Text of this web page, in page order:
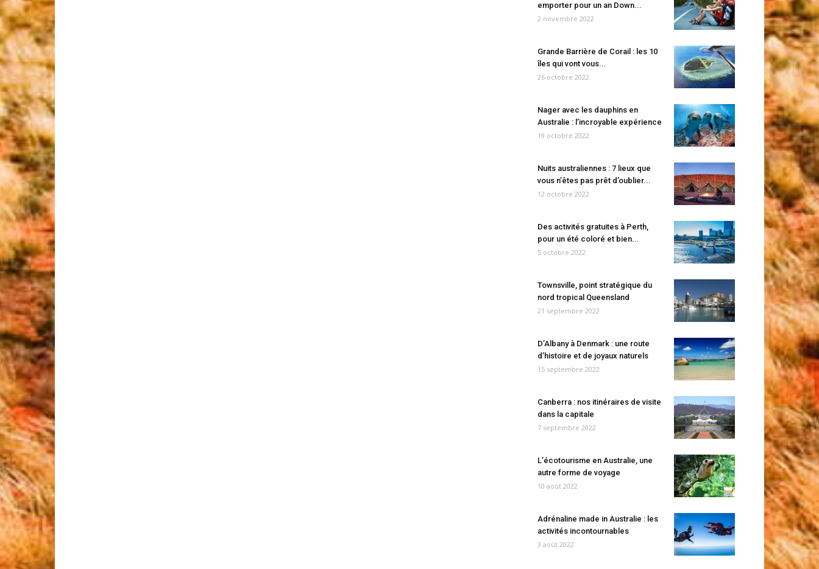
emporter pour un an Down...
2 novembre 2022
Grande Barrière de Corail : les 10
îles qui vont vous...
26 octobre 2022
Nager avec les dauphins en
Australie : l’incroyable expérience
19 octobre 2022
Nuits australiennes : 7 lieux que
vous n’êtes pas prêt d’oublier...
12 octobre 2022
Des activités gratuites à Perth,
pour un été coloré et bien...
5 octobre 2022
Townsville, point stratégique du
nord tropical Queensland
21 septembre 2022
D’Albany à Denmark : une route
d’histoire et de joyaux naturels
15 septembre 2022
Canberra : nos itinéraires de visite
dans la capitale
7 septembre 2022
L’écotourisme en Australie, une
autre forme de voyage
10 août 2022
Adrénaline made in Australie : les
activités incontournables
3 août 2022